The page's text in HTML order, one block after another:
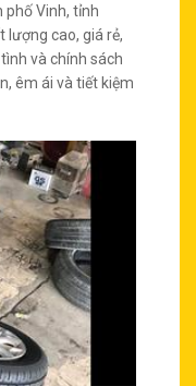
phố Vinh, tỉnh
lượng cao, giá rẻ,
và chính sách
êm ái và tiết kiệm